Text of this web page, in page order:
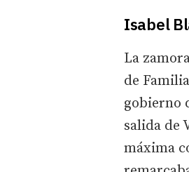
Isabel
La
de
gobierno
salida de
máxima